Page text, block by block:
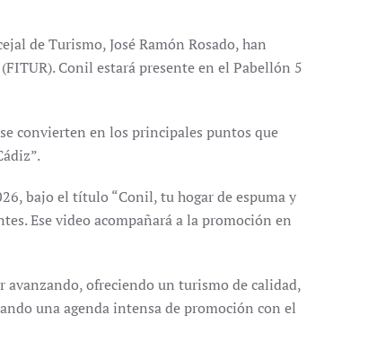
de Turismo, José Ramón Rosado, han
Conil estará presente en el Pabellón 5
convierten en los principales puntos que
bajo el título “Conil, tu hogar de espuma y
Ese video acompañará a la promoción en
avanzando, ofreciendo un turismo de calidad,
una agenda intensa de promoción con el